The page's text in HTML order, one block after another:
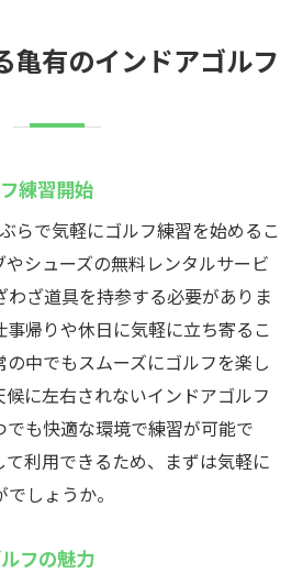
亀有のインドアゴルフ
練習開始
らで気軽にゴルフ練習を始めるこ
やシューズの無料レンタルサービ
わざ道具を持参する必要がありま
帰りや休日に気軽に立ち寄るこ
の中でもスムーズにゴルフを楽し
に左右されないインドアゴルフ
も快適な環境で練習が可能で
利用できるため、まずは気軽に
しょうか。
フの魅力